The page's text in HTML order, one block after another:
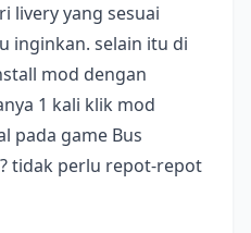
livery yang sesuai
inginkan. selain itu di
mod dengan
1 kali klik mod
pada game Bus
tidak perlu repot-repot